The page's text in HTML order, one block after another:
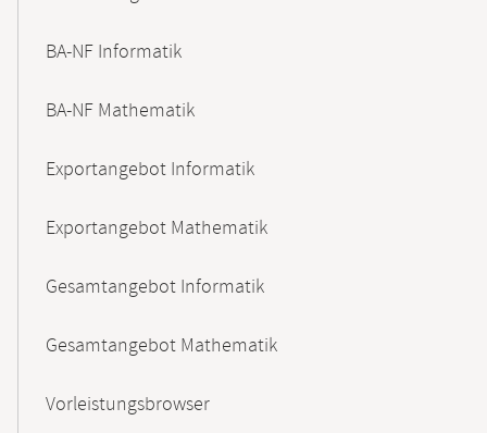
BA-NF Informatik
BA-NF Mathematik
Exportangebot Informatik
Exportangebot Mathematik
Gesamtangebot Informatik
Gesamtangebot Mathematik
Vorleistungsbrowser